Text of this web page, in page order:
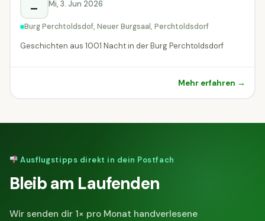
– Mi, 3. Jun 2026
Burg Perchtoldsdof, Neuer Burgsaal, Perchtoldsdorf
Geschichten aus 1001 Nacht in der Burg Perchtoldsdorf
Mehr erfahren →
Ausflugstipps direkt in dein Postfach
Bleib am Laufenden
Wir senden dir 1× pro Monat handverlesene